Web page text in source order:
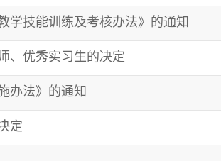
学技能训练及考核办法》的通知
、优秀实习生的决定
办法》的通知
定